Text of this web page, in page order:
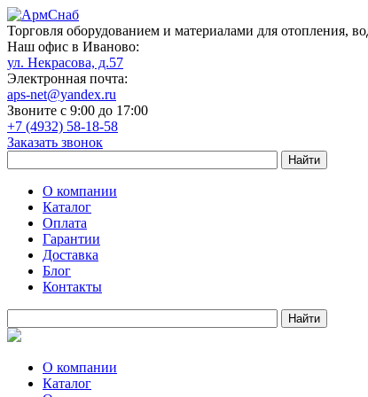
Торговля оборудованием и материалами для отопления,
Наш офис в Иваново:
ул. Некрасова, д.57
Электронная почта:
aps-net@yandex.ru
Звоните с 9:00 до 17:00
+7 (4932) 58-18-58
Заказать звонок
О компании
Каталог
Оплата
Гарантии
Доставка
Блог
Контакты
О компании
Каталог